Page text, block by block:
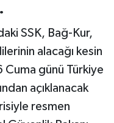
SSK, Bağ-Kur,
alacağı kesin
Cuma günü Türkiye
açıklanacak
resmen